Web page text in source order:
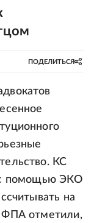
ПОДЕЛИТЬСЯ
КС
с помощью ЭКО
на
ФПА отметили,